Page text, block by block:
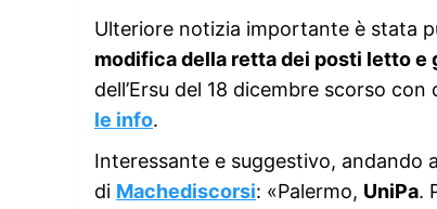
Ulteriore notizia importante è stata
modifica della retta dei posti letto e
dell’Ersu del 18 dicembre scorso
le info.
Interessante e suggestivo, andando
di Machediscorsi: «Palermo, UniPa.